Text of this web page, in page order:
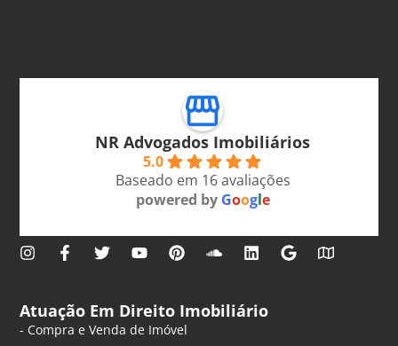
NR Advogados Imobiliários
5.0
Baseado em 16 avaliações
powered by Google
Atuação Em Direito Imobiliário
- Compra e Venda de Imóvel